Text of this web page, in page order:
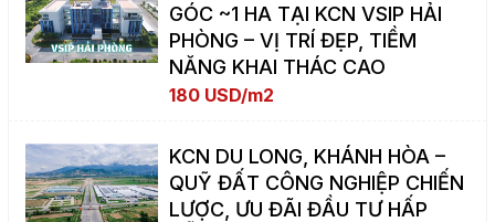
GÓC ~1 HA TẠI KCN VSIP HẢI
PHÒNG – VỊ TRÍ ĐẸP, TIỀM
NĂNG KHAI THÁC CAO
180 USD/m2
KCN DU LONG, KHÁNH HÒA –
QUỸ ĐẤT CÔNG NGHIỆP CHIẾN
LƯỢC, ƯU ĐÃI ĐẦU TƯ HẤP